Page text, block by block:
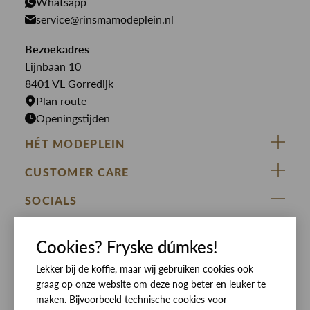
Butcher of Blue
Bekijk alle merken >
Jeans
Jumpsuits
Jurken
Rokken
Overhemden
Truien
T-shirts
service@rinsmamodeplein.nl
Bezoekadres
Lijnbaan 10
8401 VL Gorredijk
Plan route
Openingstijden
HÉT MODEPLEIN
ZIJ VAN RINSMA
DE HEEREN VAN RINSMA
RINSMA.CONCEPTS
Eten en drinken
Openingstijden
Werken bij RINSMA
CUSTOMER CARE
Veelgestelde vragen
Betaalmethoden
Bezorgen
Contact
SOCIALS
Cookies? Fryske dúmkes!
Lekker bij de koffie, maar wij gebruiken cookies ook
graag op onze website om deze nog beter en leuker te
maken. Bijvoorbeeld technische cookies voor